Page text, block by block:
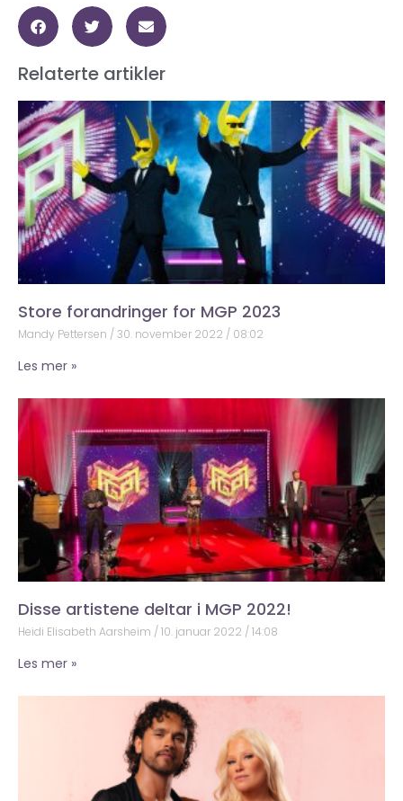
Relaterte artikler
Store forandringer for MGP 2023
Mandy Pettersen 30. november 2022 08:02
Les mer »
Disse artistene deltar i MGP 2022!
Heidi Elisabeth Aarsheim 10. januar 2022 14:08
Les mer »